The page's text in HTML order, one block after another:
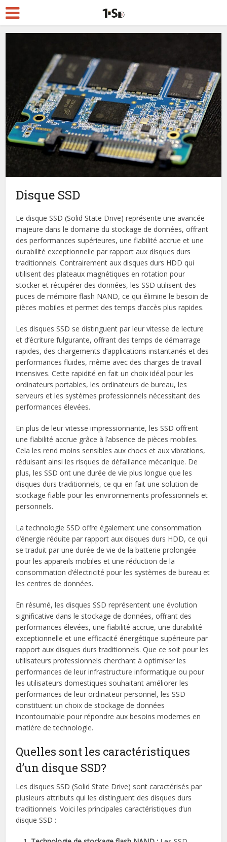
Disque SSD
Le disque SSD (Solid State Drive) représente une avancée
majeure dans le domaine du stockage de données, offrant
des performances supérieures, une fiabilité accrue et une
durabilité exceptionnelle par rapport aux disques durs
traditionnels. Contrairement aux disques durs HDD qui
utilisent des plateaux magnétiques en rotation pour
stocker et récupérer des données, les SSD utilisent des
puces de mémoire flash NAND, ce qui élimine le besoin de
pièces mobiles et permet des temps d’accès plus rapides.
Les disques SSD se distinguent par leur vitesse de lecture
et d’écriture fulgurante, offrant des temps de démarrage
rapides, des chargements d’applications instantanés et des
performances fluides, même avec des charges de travail
intensives. Cette rapidité en fait un choix idéal pour les
ordinateurs portables, les ordinateurs de bureau, les
serveurs et les systèmes professionnels nécessitant des
performances élevées.
En plus de leur vitesse impressionnante, les SSD offrent
une fiabilité accrue grâce à l’absence de pièces mobiles.
Cela les rend moins sensibles aux chocs et aux vibrations,
réduisant ainsi les risques de défaillance mécanique. De
plus, les SSD ont une durée de vie plus longue que les
disques durs traditionnels, ce qui en fait une solution de
stockage fiable pour les environnements professionnels et
personnels.
La technologie SSD offre également une consommation
d’énergie réduite par rapport aux disques durs HDD, ce qui
se traduit par une durée de vie de la batterie prolongée
pour les appareils mobiles et une réduction de la
consommation d’électricité pour les systèmes de bureau et
les centres de données.
En résumé, les disques SSD représentent une évolution
significative dans le stockage de données, offrant des
performances élevées, une fiabilité accrue, une durabilité
exceptionnelle et une efficacité énergétique supérieure par
rapport aux disques durs traditionnels. Que ce soit pour les
utilisateurs professionnels cherchant à optimiser les
performances de leur infrastructure informatique ou pour
les utilisateurs domestiques souhaitant améliorer les
performances de leur ordinateur personnel, les SSD
constituent un choix de stockage de données
incontournable pour répondre aux besoins modernes en
matière de technologie.
Quelles sont les caractéristiques
d’un disque SSD?
Les disques SSD (Solid State Drive) sont caractérisés par
plusieurs attributs qui les distinguent des disques durs
traditionnels. Voici les principales caractéristiques d’un
disque SSD :